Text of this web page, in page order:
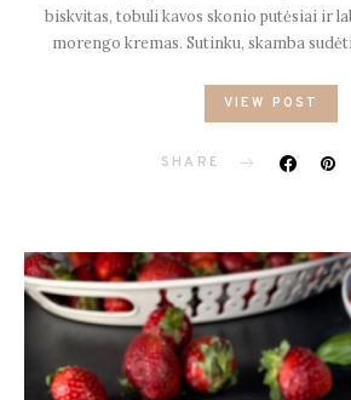
biskvitas, tobuli kavos skonio putėsiai ir
morengo kremas. Sutinku, skamba
VIEW POST
SHARE